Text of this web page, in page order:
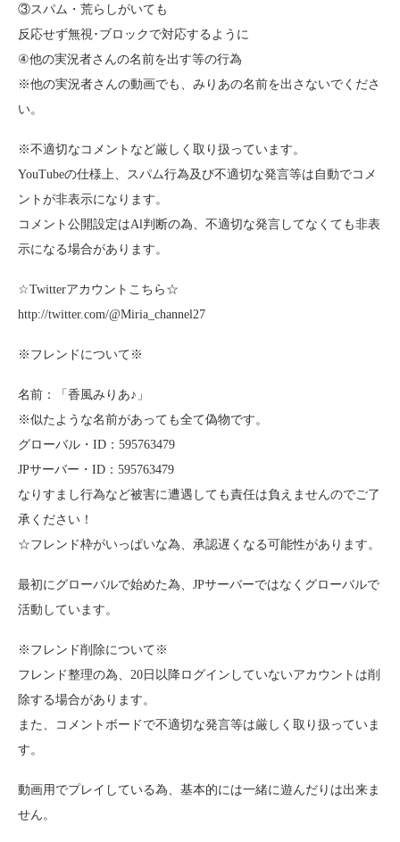
③スパム・荒らしがいても
反応せず無視･ブロックで対応するように
④他の実況者さんの名前を出す等の行為
※他の実況者さんの動画でも、みりあの名前を出さないでくださ
い。
※不適切なコメントなど厳しく取り扱っています。
YouTubeの仕様上、スパム行為及び不適切な発言等は自動でコメ
ントが非表示になります。
コメント公開設定はAl判断の為、不適切な発言してなくても非表
示になる場合があります。
☆Twitterアカウントこちら☆
http://twitter.com/@Miria_channel27
※フレンドについて※
名前：「香風みりあ♪」
※似たような名前があっても全て偽物です。
グローバル・ID：595763479
JPサーバー・ID：595763479
なりすまし行為など被害に遭遇しても責任は負えませんのでご了
承ください！
☆フレンド枠がいっぱいな為、承認遅くなる可能性があります。
最初にグローバルで始めた為、JPサーバーではなくグローバルで
活動しています。
※フレンド削除について※
フレンド整理の為、20日以降ログインしていないアカウントは削
除する場合があります。
また、コメントボードで不適切な発言等は厳しく取り扱っていま
す。
動画用でプレイしている為、基本的には一緒に遊んだりは出来ま
せん。